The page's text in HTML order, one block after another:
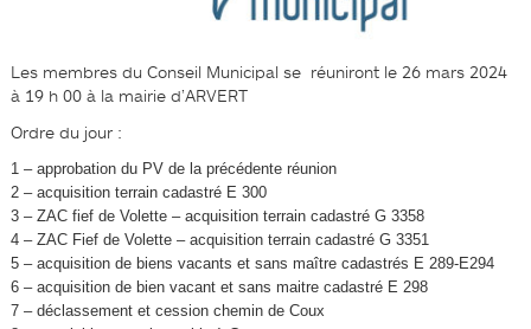
Les membres du Conseil Municipal se réuniront le 26 mars 2024
à 19 h 00 à la mairie d’ARVERT
Ordre du jour :
1 – approbation du PV de la précédente réunion
2 – acquisition terrain cadastré E 300
3 – ZAC fief de Volette – acquisition terrain cadastré G 3358
4 – ZAC Fief de Volette – acquisition terrain cadastré G 3351
5 – acquisition de biens vacants et sans maître cadastrés E 289-E294
6 – acquisition de bien vacant et sans maitre cadastré E 298
7 – déclassement et cession chemin de Coux